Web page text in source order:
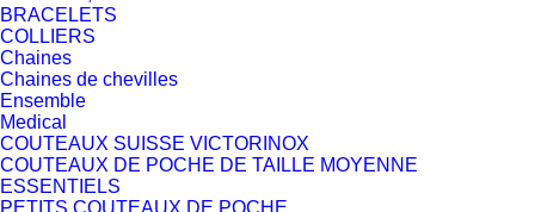
BRACELETS
COLLIERS
Chaines
Chaines de chevilles
Ensemble
Medical
COUTEAUX SUISSE VICTORINOX
COUTEAUX DE POCHE DE TAILLE MOYENNE
ESSENTIELS
PETITS COUTEAUX DE POCHE